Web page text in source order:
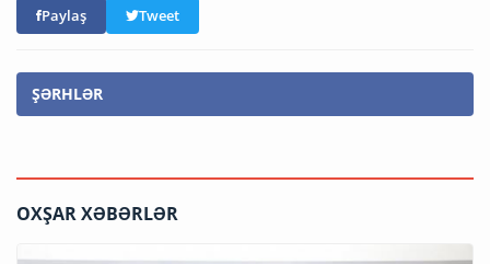
Paylaş Tweet
ŞƏRHLƏR
OXŞAR XƏBƏRLƏR